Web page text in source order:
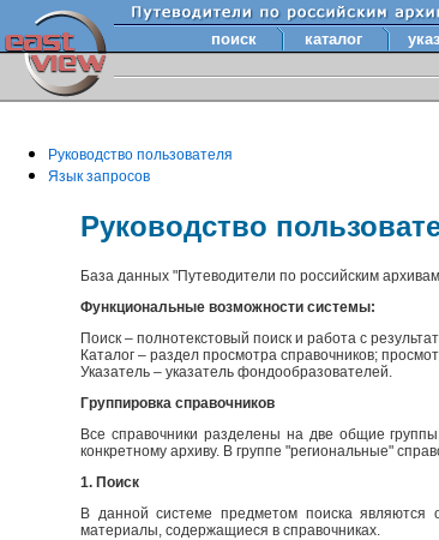
поиск каталог
Руководство пользователя
Язык запросов
Руководство
База данных "Путеводители по российским
Функциональные возможности системы:
Поиск – полнотекстовый поиск и работа с
Каталог – раздел просмотра справочников;
Указатель – указатель фондообразователей.
Группировка справочников
Все справочники разделены на две общие
конкретному архиву. В группе "региональные"
1. Поиск
В данной системе предметом поиска являются
материалы, содержащиеся в справочниках.